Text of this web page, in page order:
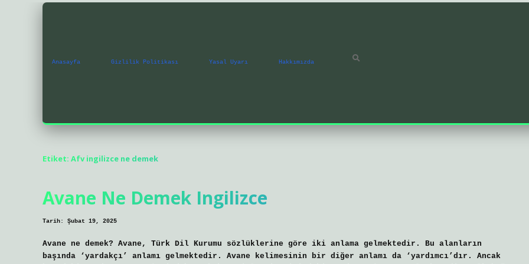
Anasayfa Gizlilik Politikası Yasal Uyarı Hakkımızda
Etiket: Afv ingilizce ne demek
Avane Ne Demek Ingilizce
Tarih: Şubat 19, 2025
Avane ne demek? Avane, Türk Dil Kurumu sözlüklerine göre iki anlama gelmektedir. Bu alanların
başında ‘yardakçı’ anlamı gelmektedir. Avane kelimesinin bir diğer anlamı da ‘yardımcı’dır. Ancak